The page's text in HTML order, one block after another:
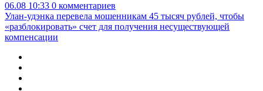
06.08 10:33 0 комментариев
Улан-удэнка перевела мошенникам 45 тысяч рублей, чтобы
«разблокировать» счет для получения несуществующей
компенсации